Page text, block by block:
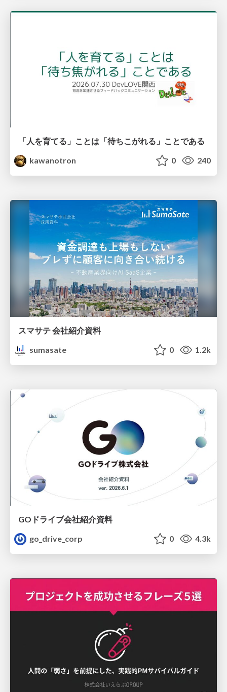
「人を育てる」ことは「待ちこがれる」ことである
kawanotron
0 240
スマサテ 会社紹介資料
sumasate
0 1.2k
GOドライブ会社紹介資料
go_drive_corp
0 4.3k